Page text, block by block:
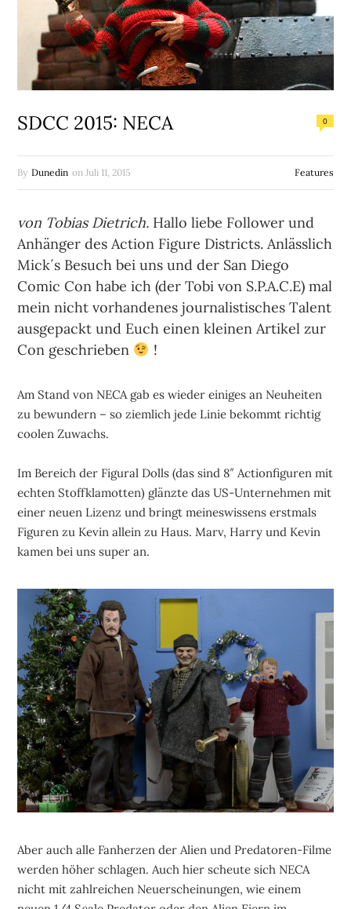
SDCC 2015: NECA 0
By Dunedin on Juli 11, 2015 Features
von Tobias Dietrich. Hallo liebe Follower und
Anhänger des Action Figure Districts. Anlässlich
Mick´s Besuch bei uns und der San Diego
Comic Con habe ich (der Tobi von S.P.A.C.E) mal
mein nicht vorhandenes journalistisches Talent
ausgepackt und Euch einen kleinen Artikel zur
Con geschrieben
!
Am Stand von NECA gab es wieder einiges an Neuheiten
zu bewundern – so ziemlich jede Linie bekommt richtig
coolen Zuwachs.
Im Bereich der Figural Dolls (das sind 8″ Actionfiguren mit
echten Stoffklamotten) glänzte das US-Unternehmen mit
einer neuen Lizenz und bringt meineswissens erstmals
Figuren zu Kevin allein zu Haus. Marv, Harry und Kevin
kamen bei uns super an.
Aber auch alle Fanherzen der Alien und Predatoren-Filme
werden höher schlagen. Auch hier scheute sich NECA
nicht mit zahlreichen Neuerscheinungen, wie einem